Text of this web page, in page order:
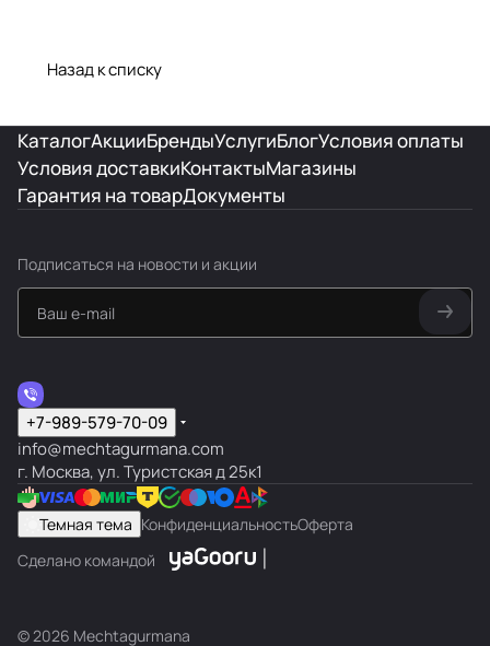
Назад к списку
КаталогАкцииБрендыУслугиБлогУсловия оплаты
Условия доставкиКонтактыМагазины
Гарантия на товарДокументы
Подписаться на новости и акции
+7-989-579-70-09
info@mechtagurmana.com
г. Москва, ул. Туристская д 25к1
Темная тема КонфиденциальностьОферта
Сделано командой
© 2026 Mechtagurmana